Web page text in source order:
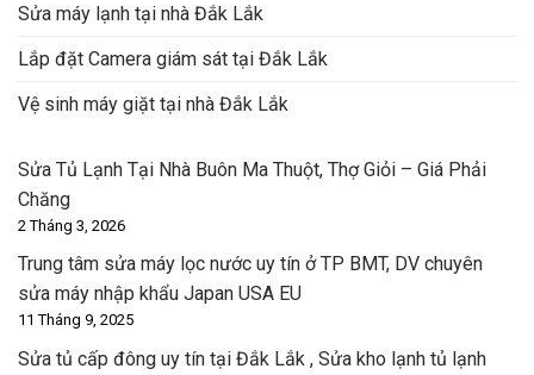
Sửa máy lạnh tại nhà Đắk Lắk
Lắp đặt Camera giám sát tại Đắk Lắk
Vệ sinh máy giặt tại nhà Đắk Lắk
Sửa Tủ Lạnh Tại Nhà Buôn Ma Thuột, Thợ Giỏi – Giá Phải
Chăng
2 Tháng 3, 2026
Trung tâm sửa máy lọc nước uy tín ở TP BMT, DV chuyên
sửa máy nhập khẩu Japan USA EU
11 Tháng 9, 2025
Sửa tủ cấp đông uy tín tại Đắk Lắk , Sửa kho lạnh tủ lạnh